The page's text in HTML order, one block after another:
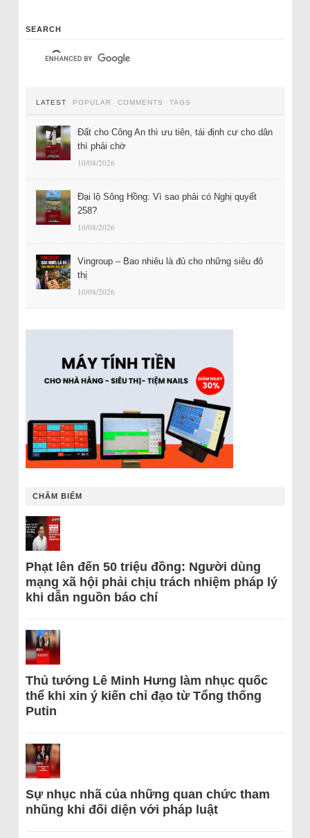
SEARCH
LATEST POPULAR COMMENTS TAGS
Đất cho Công An thì ưu tiên, tái định cư cho dân
thì phải chờ
10/08/2026
Đại lộ Sông Hồng: Vì sao phải có Nghị quyết
258?
10/08/2026
Vingroup – Bao nhiêu là đủ cho những siêu đô
thị
10/08/2026
CHÂM BIẾM
Phạt lên đến 50 triệu đồng: Người dùng
mạng xã hội phải chịu trách nhiệm pháp lý
khi dẫn nguồn báo chí
Thủ tướng Lê Minh Hưng làm nhục quốc
thể khi xin ý kiến chỉ đạo từ Tổng thống
Putin
Sự nhục nhã của những quan chức tham
nhũng khi đối diện với pháp luật